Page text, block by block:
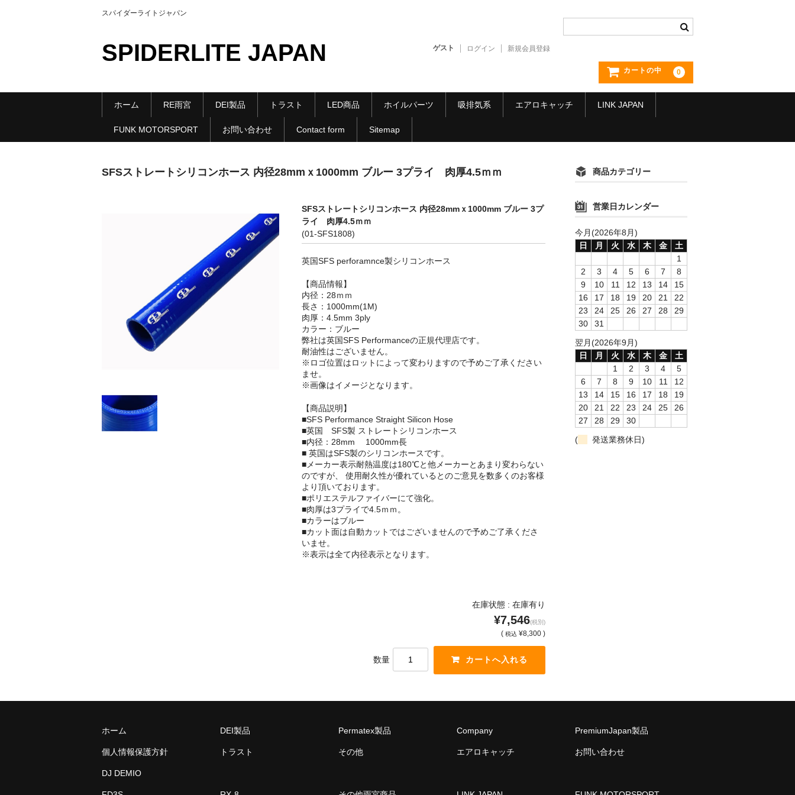
スパイダーライトジャパン
SPIDERLITE JAPAN ゲスト ログイン 新規会員登録
カートの中 0
ホーム RE雨宮 DEI製品 トラスト LED商品 ホイルパーツ 吸排気系 エアロキャッチ LINK JAPAN
FUNK MOTORSPORT お問い合わせ Contact form Sitemap
SFSストレートシリコンホース 内径28mmｘ1000mm ブルー 3プライ 肉厚4.5ｍｍ
SFSストレートシリコンホース 内径28mmｘ1000mm ブルー 3プ
ライ 肉厚4.5ｍｍ
(01-SFS1808)
英国SFS perforamnce製シリコンホース
【商品情報】
内径：28ｍｍ
長さ：1000mm(1M)
肉厚：4.5mm 3ply
カラー：ブルー
弊社は英国SFS Performanceの正規代理店です。
耐油性はございません。
※ロゴ位置はロットによって変わりますので予めご了承ください
ませ。
※画像はイメージとなります。
【商品説明】
■SFS Performance Straight Silicon Hose
■英国 SFS製 ストレートシリコンホース
■内径：28mm 1000mm長
■ 英国はSFS製のシリコンホースです。
■メーカー表示耐熱温度は180℃と他メーカーとあまり変わらない
のですが、 使用耐久性が優れているとのご意見を数多くのお客様
より頂いております。
■ポリエステルファイバーにて強化。
■肉厚は3プライで4.5ｍｍ。
■カラーはブルー
■カット面は自動カットではございませんので予めご了承くださ
いませ。
※表示は全て内径表示となります。
在庫状態 : 在庫有り
¥7,546(税別)
( 税込 ¥8,300 )
数量
商品カテゴリー
営業日カレンダー
今月(2026年8月)
日
月 火 水 木 金
土
1
2
3 4 5 6 7
8
9
10 11 12 13 14
15
16
17 18 19 20 21
22
23
24 25 26 27 28
29
30
31
翌月(2026年9月)
日
月 火 水 木 金
土
1
2 3 4
5
6
7 8 9 10 11
12
13
14 15 16 17 18
19
20
21 22 23 24 25
26
27
28 29
30
(
発送業務休日)
ホーム DEI製品 Permatex製品 Company PremiumJapan製品
個人情報保護方針 トラスト その他 エアロキャッチ お問い合わせ
DJ DEMIO